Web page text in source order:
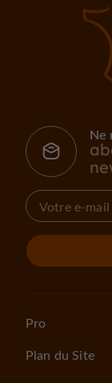
Ne
Pro
Plan du Site